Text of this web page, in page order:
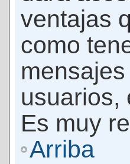
ventajas
como
usuarios,
Es muy
Arriba